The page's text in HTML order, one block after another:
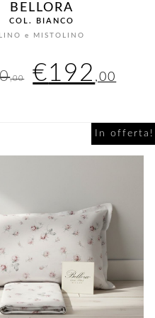
BELLORA
COL. BIANCO
LINO e MISTOLINO
,00
Il
originale
€240,00.
€192 ,00
In offerta!